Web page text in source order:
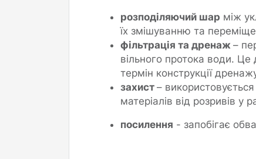
розподіляючий шар між
їх змішуванню та
фільтрація та дренаж –
вільного протока води.
термін конструкції
захист –
матеріалів від розривів у
посилення - запобігає